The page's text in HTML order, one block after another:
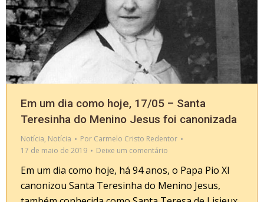
Em um dia como hoje, 17/05 – Santa
Teresinha do Menino Jesus foi canonizada
Notícia, Notícia Por Carmelo Cristo Redentor
17 de maio de 2019
Deixe um comentário
Em um dia como hoje, há 94 anos, o Papa Pio XI
canonizou Santa Teresinha do Menino Jesus,